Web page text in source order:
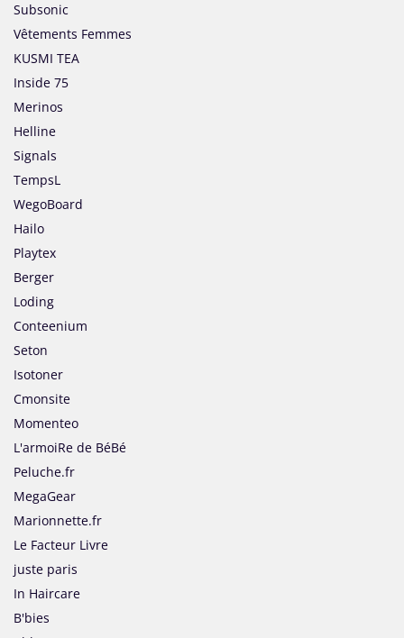
Subsonic
Vêtements Femmes
KUSMI TEA
Inside 75
Merinos
Helline
Signals
TempsL
WegoBoard
Hailo
Playtex
Berger
Loding
Conteenium
Seton
Isotoner
Cmonsite
Momenteo
L'armoiRe de BéBé
Peluche.fr
MegaGear
Marionnette.fr
Le Facteur Livre
juste paris
In Haircare
B'bies